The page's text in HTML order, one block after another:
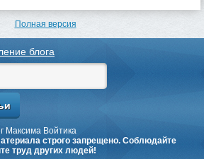
Полная версия
блога
Максима Войтика
строго запрещено. Соблюдайте
труд других людей!